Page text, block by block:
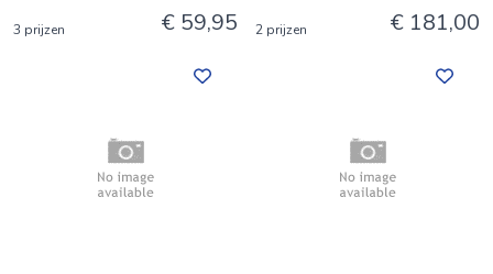
3 prijzen € 59,95 2 prijzen € 181,00